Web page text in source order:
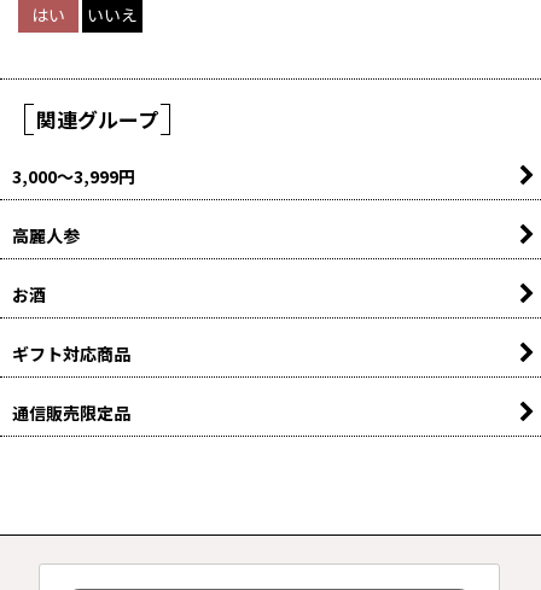
はい
いいえ
関連グループ
3,000〜3,999円
高麗人参
お酒
ギフト対応商品
通信販売限定品